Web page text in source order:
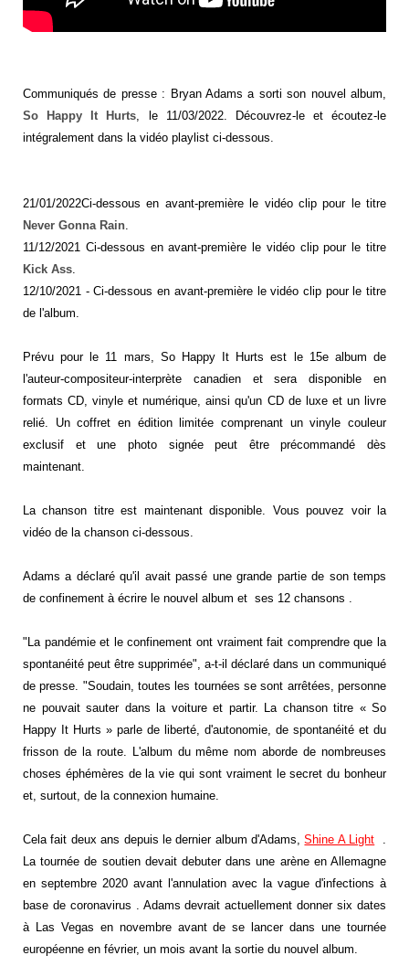
Communiqués de presse : Bryan Adams a sorti son nouvel album,
So Happy It Hurts , le 11/03/2022. Découvrez-le et écoutez-le
intégralement dans la vidéo playlist ci-dessous.
21/01/2022Ci-dessous en avant-première le vidéo clip pour le titre
Never Gonna Rain
11/12/2021 Ci-dessous en avant-première le vidéo clip pour le titre
Kick Ass
12/10/2021 - Ci-dessous en avant-première le vidéo clip pour le titre
de l'album.
Prévu pour le 11 mars, So Happy It Hurts est le 15e album de
l'auteur-compositeur-interprète canadien et sera disponible en
formats CD, vinyle et numérique, ainsi qu'un CD de luxe et un livre
relié. Un coffret en édition limitée comprenant un vinyle couleur
exclusif et une photo signée peut être précommandé dès
maintenant.
La chanson titre est maintenant disponible. Vous pouvez voir la
vidéo de la chanson ci-dessous.
Adams a déclaré qu'il avait passé une grande partie de son temps
de confinement à écrire le nouvel album et ses 12 chansons .
"La pandémie et le confinement ont vraiment fait comprendre que la
spontanéité peut être supprimée", a-t-il déclaré dans un communiqué
de presse. "Soudain, toutes les tournées se sont arrêtées, personne
ne pouvait sauter dans la voiture et partir. La chanson titre « So
Happy It Hurts » parle de liberté, d'autonomie, de spontanéité et du
frisson de la route. L'album du même nom aborde de nombreuses
choses éphémères de la vie qui sont vraiment le secret du bonheur
et, surtout, de la connexion humaine.
Cela fait deux ans depuis le dernier album d'Adams,Shine A Light
La tournée de soutien devait debuter dans une arène en Allemagne
en septembre 2020 avant l'annulation avec la vague d'infections à
base de coronavirus . Adams devrait actuellement donner six dates
à Las Vegas en novembre avant de se lancer dans une tournée
européenne en février, un mois avant la sortie du nouvel album.